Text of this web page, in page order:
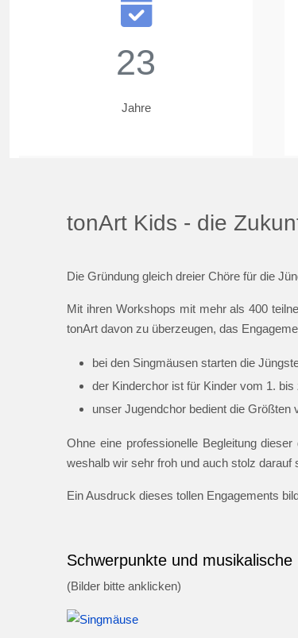
23
Jahre
tonArt Kids - die
Die Gründung gleich dreier Chöre für die
Mit ihren Workshops mit mehr als 400
tonArt davon zu überzeugen, das
bei den Singmäusen starten die
der Kinderchor ist für Kinder vom 1.
unser Jugendchor bedient die Größten
Ohne eine professionelle Begleitung
weshalb wir sehr froh und auch stolz darauf
Ein Ausdruck dieses tollen Engagements
Schwerpunkte und musikalische
(Bilder bitte anklicken)